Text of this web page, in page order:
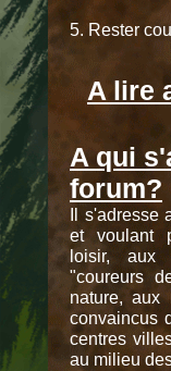
5. Rester
A lire
A qui
forum?
Il s'adresse
et voulant
loisir, aux
"coureurs
nature,
convaincus
centres
au milieu